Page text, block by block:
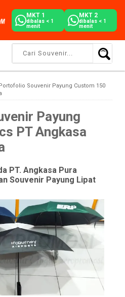
MKT 1
dibalas < 1
menit
MKT 2
dibalas < 1
menit
Souvenir Payung Custom 150
Payung
PT Angkasa
PT. Angkasa Pura
Souvenir Payung Lipat